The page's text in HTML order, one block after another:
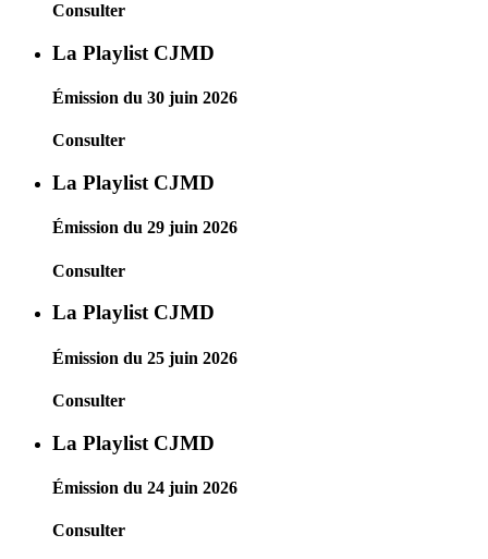
Consulter
La Playlist CJMD
Émission du 30 juin 2026
Consulter
La Playlist CJMD
Émission du 29 juin 2026
Consulter
La Playlist CJMD
Émission du 25 juin 2026
Consulter
La Playlist CJMD
Émission du 24 juin 2026
Consulter